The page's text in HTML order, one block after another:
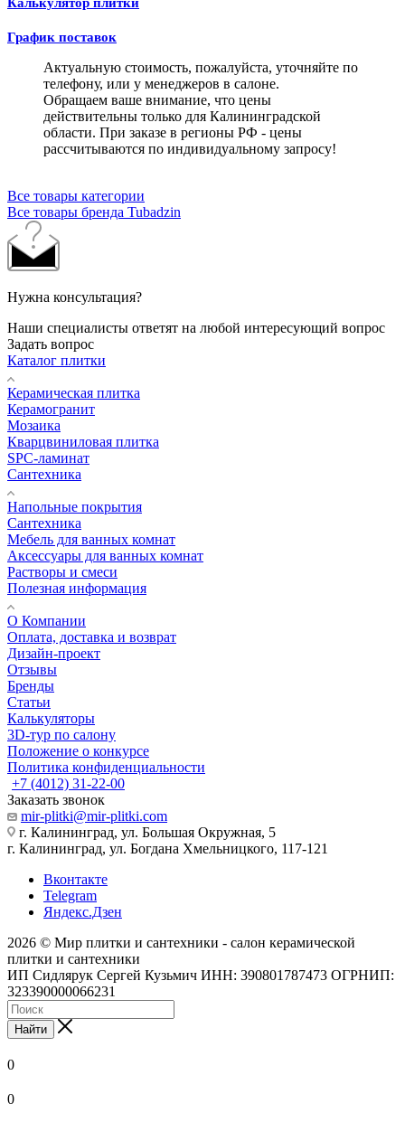
График поставок
Актуальную стоимость, пожалуйста, уточняйте по
телефону, или у менеджеров в салоне.
Обращаем ваше внимание, что цены
действительны только для Калининградской
области. При заказе в регионы РФ - цены
рассчитываются по индивидуальному запросу!
Все товары категории
Все товары бренда Tubadzin
Нужна консультация?
Наши специалисты ответят на любой интересующий вопрос
Задать вопрос
Каталог плитки
Керамическая плитка
Керамогранит
Мозаика
Кварцвиниловая плитка
SPC-ламинат
Сантехника
Напольные покрытия
Сантехника
Мебель для ванных комнат
Аксессуары для ванных комнат
Растворы и смеси
Полезная информация
О Компании
Оплата, доставка и возврат
Дизайн-проект
Отзывы
Бренды
Статьи
Калькуляторы
3D-тур по салону
Положение о конкурсе
Политика конфиденциальности
+7 (4012) 31-22-00
Заказать звонок
mir-plitki@mir-plitki.com
г. Калининград, ул. Большая Окружная, 5
г. Калининград, ул. Богдана Хмельницкого, 117-121
Вконтакте
Telegram
Яндекс.Дзен
2026 © Мир плитки и сантехники - салон керамической
плитки и сантехники
ИП Сидлярук Сергей Кузьмич ИНН: 390801787473 ОГРНИП:
323390000066231
Найти
0
0